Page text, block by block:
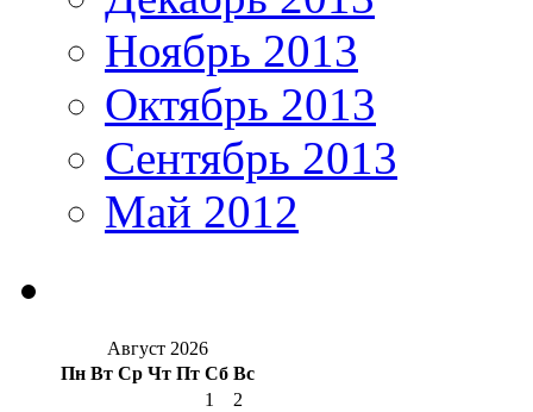
Ноябрь 2013
Октябрь 2013
Сентябрь 2013
Май 2012
Август 2026
Пн Вт Ср Чт Пт Сб Вс
1
2